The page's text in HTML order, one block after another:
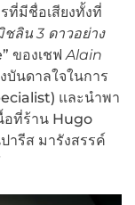
ที่มีชื่อเสียงทั้งที่
ชลิน3 ดาวอย่าง
ของเชฟ Alain
บันดาลใจในการ
และนำพา
อที่ร้าน Hugo
ารีส มารังสรรค์